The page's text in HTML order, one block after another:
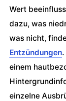
Wert
dazu, was
was nicht,
Entzündungen
einem
einzelne